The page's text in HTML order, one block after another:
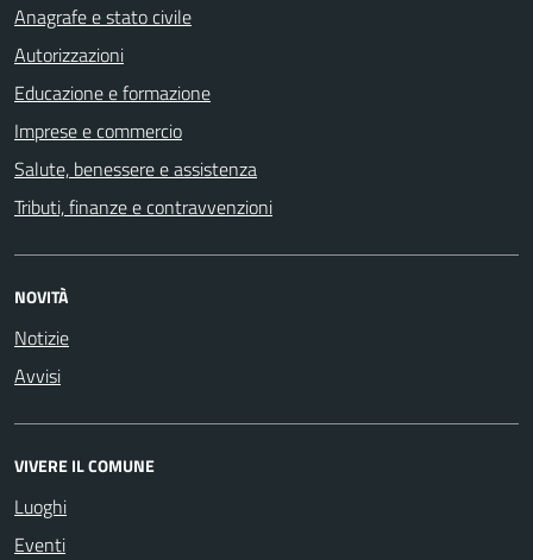
Anagrafe e stato civile
Autorizzazioni
Educazione e formazione
Imprese e commercio
Salute, benessere e assistenza
Tributi, finanze e contravvenzioni
NOVITÀ
Notizie
Avvisi
VIVERE IL COMUNE
Luoghi
Eventi